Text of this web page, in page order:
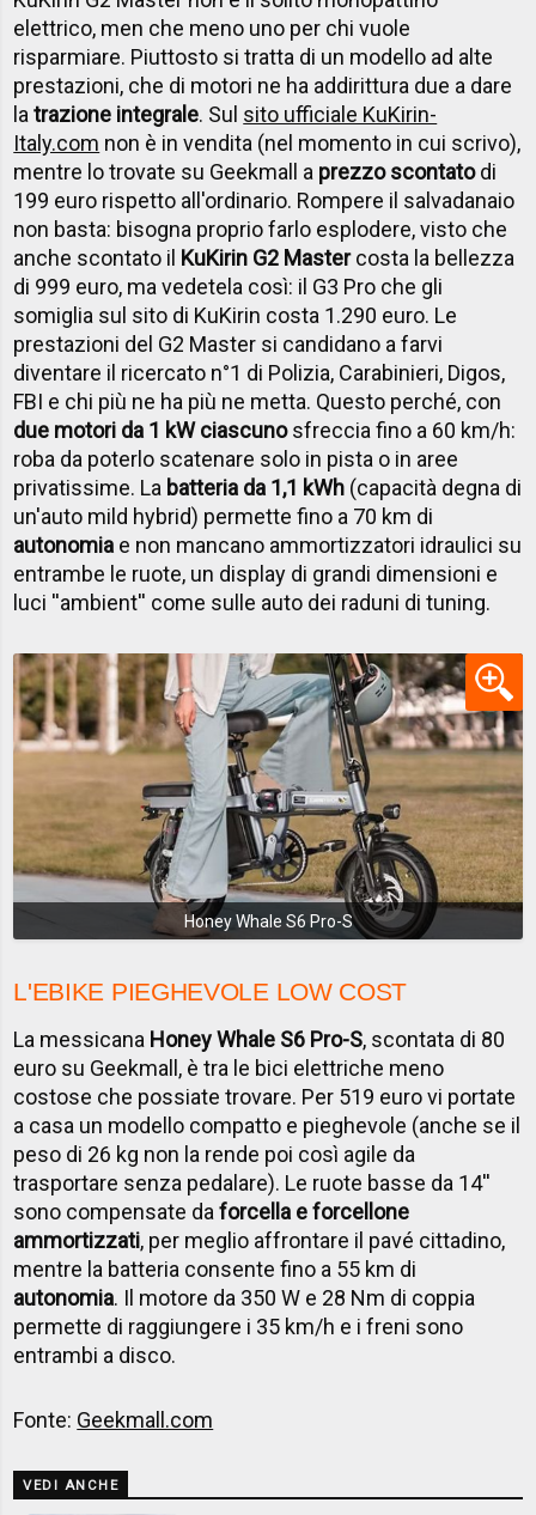
elettrico, men che meno uno per chi vuole
risparmiare. Piuttosto si tratta di un modello ad alte
prestazioni, che di motori ne ha addirittura due a dare
latrazione integrale. Sul sito ufficiale KuKirin-
Italy.com non è in vendita (nel momento in cui scrivo),
mentre lo trovate su Geekmall a prezzo scontatodi
199 euro rispetto all'ordinario. Rompere il salvadanaio
non basta: bisogna proprio farlo esplodere, visto che
anche scontato il KuKirin G2 Mastercosta la bellezza
di 999 euro, ma vedetela così: il G3 Pro che gli
somiglia sul sito di KuKirin costa 1.290 euro. Le
prestazioni del G2 Master si candidano a farvi
diventare il ricercato n°1 di Polizia, Carabinieri, Digos,
FBI e chi più ne ha più ne metta. Questo perché, con
due motori da 1 kW ciascunosfreccia fino a 60 km/h:
roba da poterlo scatenare solo in pista o in aree
privatissime. La batteria da 1,1 kWh (capacità degna di
un'auto mild hybrid) permette fino a 70 km di
autonomia e non mancano ammortizzatori idraulici su
entrambe le ruote, un display di grandi dimensioni e
luci ''ambient'' come sulle auto dei raduni di tuning.
Honey Whale S6 Pro-S
L'EBIKE PIEGHEVOLE LOW COST
La messicana Honey Whale S6 Pro-S, scontata di 80
euro su Geekmall, è tra le bici elettriche meno
costose che possiate trovare. Per 519 euro vi portate
a casa un modello compatto e pieghevole (anche se il
peso di 26 kg non la rende poi così agile da
trasportare senza pedalare). Le ruote basse da 14''
sono compensate daforcella e forcellone
ammortizzati, per meglio affrontare il pavé cittadino,
mentre la batteria consente fino a 55 km di
autonomia. Il motore da 350 W e 28 Nm di coppia
permette di raggiungere i 35 km/h e i freni sono
entrambi a disco.
Fonte: Geekmall.com
VEDI ANCHE